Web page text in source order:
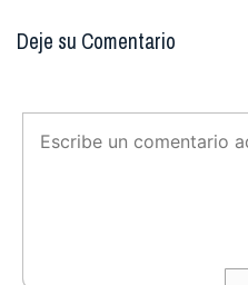
Deje su Comentario